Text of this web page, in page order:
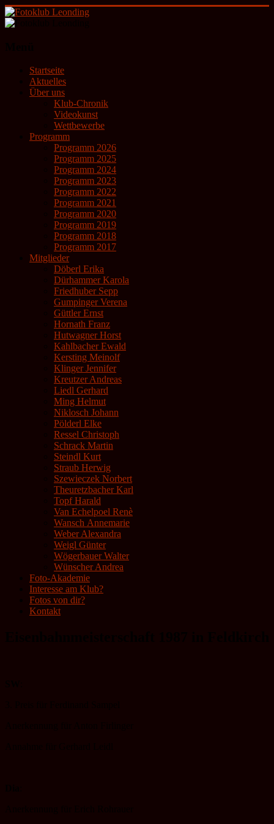
Zum
Inhalt
künstlerische
Fotografie
Startseite
Aktuelles
Über uns
Klub-Chronik
Videokunst
Wettbewerbe
Programm
Programm 2026
Programm 2025
Programm 2024
Programm 2023
Programm 2022
Programm 2021
Programm 2020
Programm 2019
Programm 2018
Programm 2017
Mitglieder
Döberl Erika
Dürhammer Karola
Friedhuber Sepp
Gumpinger Verena
Güttler Ernst
Hornath Franz
Hutwagner Horst
Kahlbacher Ewald
Kersting Meinolf
Klinger Jennifer
Kreutzer Andreas
Liedl Gerhard
Ming Helmut
Niklosch Johann
Pölderl Elke
Ressel Christoph
Schrack Martin
Steindl Kurt
Straub Herwig
Szewieczek Norbert
Theuretzbacher Karl
Topf Harald
Van Echelpoel Renè
Wansch Annemarie
Weber Alexandra
Weigl Günter
Wögerbauer Walter
Wünscher Andrea
Foto-Akademie
Interesse am Klub?
Fotos von dir?
Kontakt